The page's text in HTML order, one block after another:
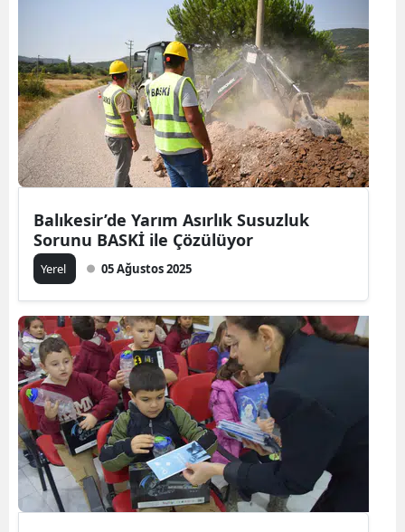
Balıkesir’de Yarım Asırlık Susuzluk
Sorunu BASKİ ile Çözülüyor
Yerel 05 Ağustos 2025